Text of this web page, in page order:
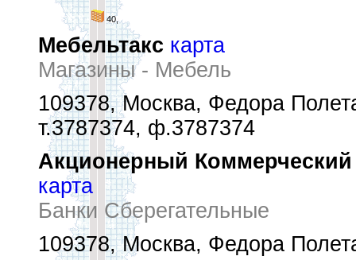
40,
Мебельтакс карта
Магазины - Мебель
109378, Москва, Федора
т.3787374, ф.3787374
Акционерный
карта
Банки Сберегательные
109378, Москва, Федора